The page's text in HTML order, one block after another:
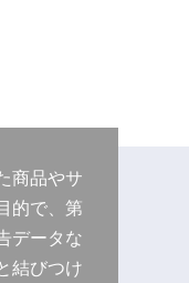
商品やサ
的で、第
データな
結びつけ